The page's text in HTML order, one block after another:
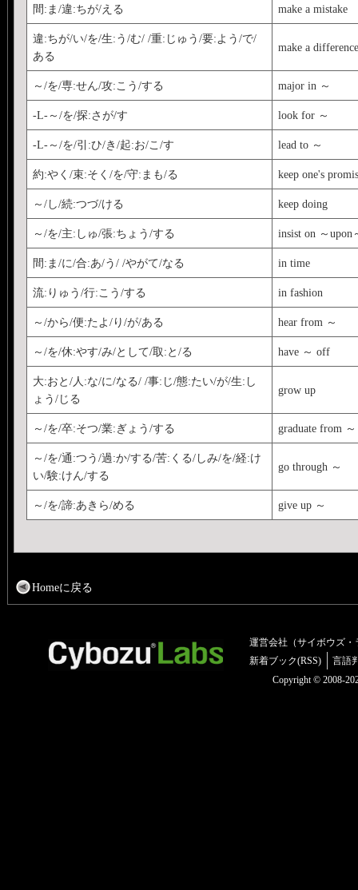
間:ま/違:ちが/える make a mistake
違:ちが/い/を/生:う/む/ /重:じゅう/要:よう/で/
ある
make a difference
～/を/専:せん/攻:こう/する major in ～
-L-～/を/探:さが/す look for ～
-L-～/を/引:ひ/き/起:お/こ/す lead to ～
約:やく/束:そく/を/守:まも/る keep one's
～/し/続:つづ/ける keep doing
～/を/主:しゅ/張:ちょう/する insist on ～upon
間:ま/に/合:あ/う/ /やがて/なる in time
流:りゅう/行:こう/する in fashion
～/から/便:たよ/り/が/ある hear from ～
～/を/休:やす/み/として/取:と/る have ～ off
大:おと/人:な/に/なる/ /事:じ/態:たい/が/生:し
ょう/じる
grow up
～/を/卒:そつ/業:ぎょう/する graduate from ～
～/を/通:つう/過:か/する/苦:くる/しみ/を/経:け
い/験:けん/する
go through ～
～/を/諦:あきら/める give up ～
Homeに戻る
運営会社（サイボウズ・
新着ブック(RSS)
言語
Copyright © 2008-